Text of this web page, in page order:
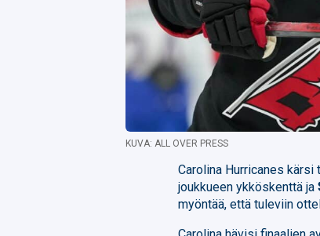
KUVA: ALL OVER PRESS
Carolina Hurricanes
joukkueen ykköskenttä ja
myöntää, että tuleviin